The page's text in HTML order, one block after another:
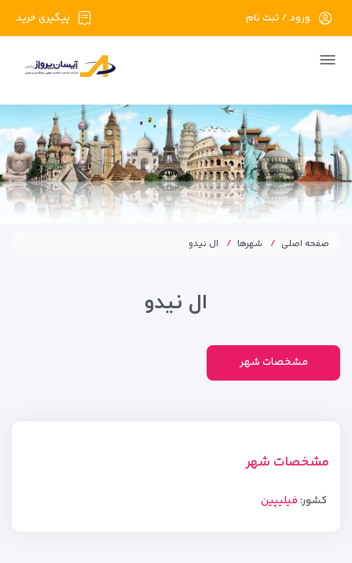
پیگیری خرید ورود / ثبت نام
صفحه اصلی شهرها ال نیدو
ال نیدو
مشخصات شهر
مشخصات شهر
کشور:فیلیپین